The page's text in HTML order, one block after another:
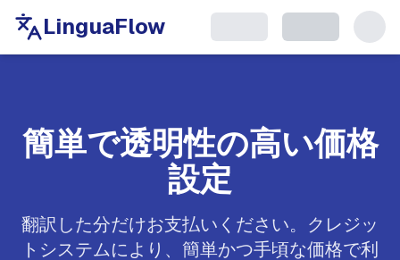
LinguaFlow
簡単で透明性の高い価格
設定
翻訳した分だけお支払いください。クレジッ
トシステムにより、簡単かつ手頃な価格で利